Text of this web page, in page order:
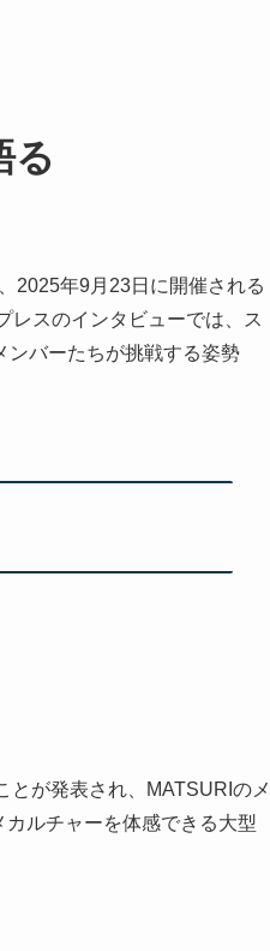
る
2025年9月23日に開催される
レスのインタビューでは、ス
ンバーたちが挑戦する姿勢
が発表され、MATSURIのメ
ルチャーを体感できる大型